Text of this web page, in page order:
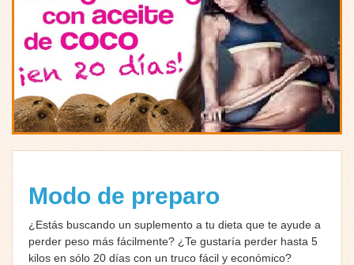
Modo de preparo
¿Estás buscando un suplemento a tu dieta que te ayude a
perder peso más fácilmente? ¿Te gustaría perder hasta 5
kilos en sólo 20 días con un truco fácil y económico?